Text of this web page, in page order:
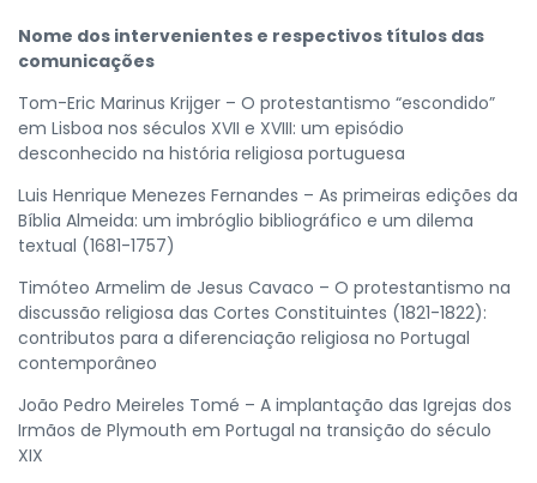
Nome dos intervenientes e respectivos títulos das
comunicações
Tom-Eric Marinus Krijger – O protestantismo “escondido”
em Lisboa nos séculos XVII e XVIII: um episódio
desconhecido na história religiosa portuguesa
Luis Henrique Menezes Fernandes – As primeiras edições da
Bíblia Almeida: um imbróglio bibliográfico e um dilema
textual (1681-1757)
Timóteo Armelim de Jesus Cavaco – O protestantismo na
discussão religiosa das Cortes Constituintes (1821-1822):
contributos para a diferenciação religiosa no Portugal
contemporâneo
João Pedro Meireles Tomé – A implantação das Igrejas dos
Irmãos de Plymouth em Portugal na transição do século
XIX